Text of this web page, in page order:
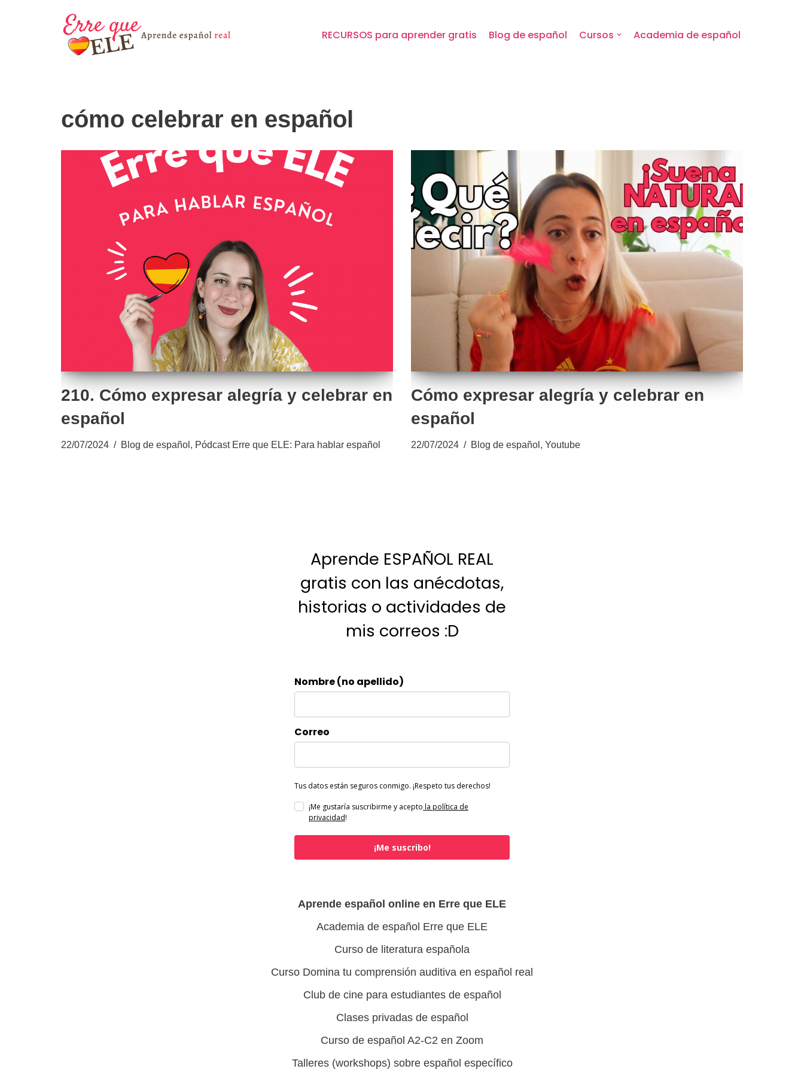
RECURSOS para aprender gratis Blog de español Cursos Academia de español
cómo celebrar en español
210. Cómo expresar alegría y celebrar en
español
22/07/2024 Blog de español Pódcast Erre que ELE: Para hablar español
Cómo expresar alegría y celebrar en
español
22/07/2024 Blog de español Youtube
Aprende ESPAÑOL REAL
gratis con las anécdotas,
historias o actividades de
mis correos :D
Nombre (no apellido)
Correo
Tus datos están seguros conmigo. ¡Respeto tus derechos!
¡Me gustaría suscribirme y acepto la política de
privacidad!
¡Me suscribo!
Aprende español online en Erre que ELE
Academia de español Erre que ELE
Curso de literatura española
Curso Domina tu comprensión auditiva en español real
Club de cine para estudiantes de español
Clases privadas de español
Curso de español A2-C2 en Zoom
Talleres (workshops) sobre español específico